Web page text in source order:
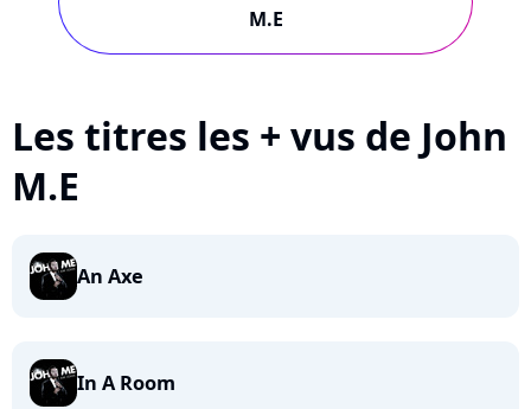
M.E
Les titres les + vus de John
M.E
An Axe
In A Room